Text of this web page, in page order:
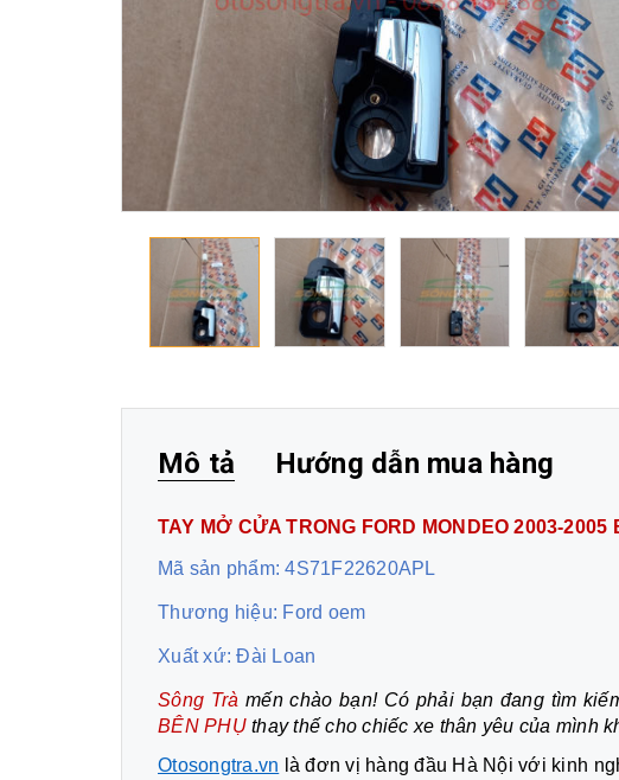
Mô tả Hướng dẫn mua hàng
TAY MỞ CỬA TRONG FORD MONDEO 2003-2005
Mã sản phẩm: 4S71F22620APL
Thương hiệu: Ford oem
Xuất xứ: Đài Loan
Sông Tràmến chào bạn! Có phải bạn đang tìm
BÊN PHỤ thay thế cho chiếc xe thân yêu của mình
Otosongtra.vn là đơn vị hàng đầu Hà Nội với kinh